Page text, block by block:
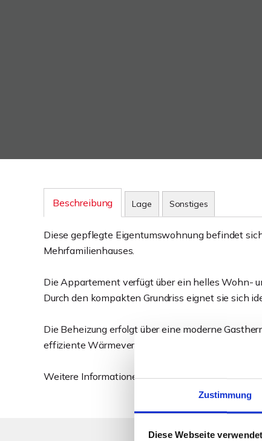
Zustimmung
Diese Webseite
Beschreibung Lage Sonstiges
Diese gepflegte Eigentumswohnung befindet
Mehrfamilienhauses.
Die Appartement verfügt über ein helles Wohn-
Durch den kompakten Grundriss eignet sie sich
Die Beheizung erfolgt über eine moderne
effiziente Wärmeversorgung sorgt.
Weitere Informationen finden Sie im